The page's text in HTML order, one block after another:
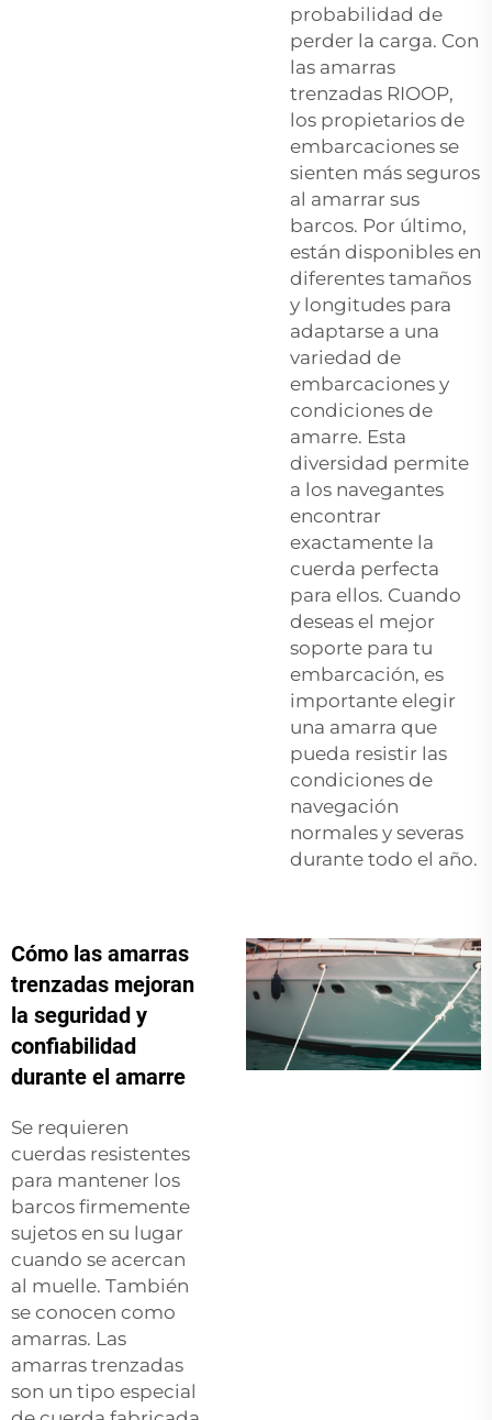
probabilidad de
perder la carga. Con
las amarras
trenzadas RIOOP,
los propietarios de
embarcaciones se
sienten más seguros
al amarrar sus
barcos. Por último,
están disponibles en
diferentes tamaños
y longitudes para
adaptarse a una
variedad de
embarcaciones y
condiciones de
amarre. Esta
diversidad permite
a los navegantes
encontrar
exactamente la
cuerda perfecta
para ellos. Cuando
deseas el mejor
soporte para tu
embarcación, es
importante elegir
una amarra que
pueda resistir las
condiciones de
navegación
normales y severas
durante todo el año.
Cómo las amarras
trenzadas mejoran
la seguridad y
confiabilidad
durante el amarre
Se requieren
cuerdas resistentes
para mantener los
barcos firmemente
sujetos en su lugar
cuando se acercan
al muelle. También
se conocen como
amarras. Las
amarras trenzadas
son un tipo especial